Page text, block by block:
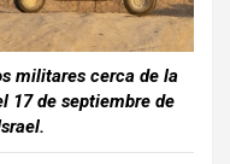
militares cerca de la
17 de septiembre de